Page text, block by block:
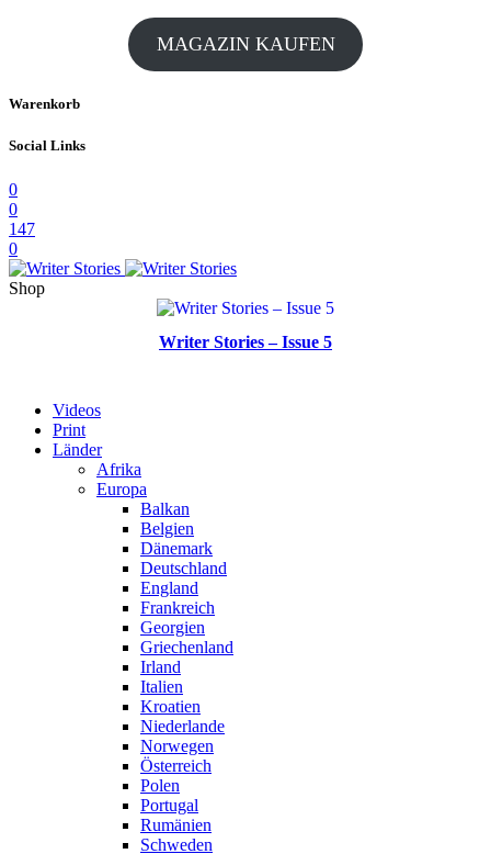
MAGAZIN KAUFEN
Warenkorb
Social Links
0
0
147
0
Shop
Writer Stories – Issue 5
Videos
Print
Länder
Afrika
Europa
Balkan
Belgien
Dänemark
Deutschland
England
Frankreich
Georgien
Griechenland
Irland
Italien
Kroatien
Niederlande
Norwegen
Österreich
Polen
Portugal
Rumänien
Schweden